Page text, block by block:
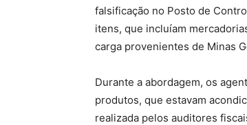
falsificação no Posto de
itens, que incluíam
carga provenientes de Minas
Durante a abordagem, os
produtos, que estavam
realizada pelos auditores